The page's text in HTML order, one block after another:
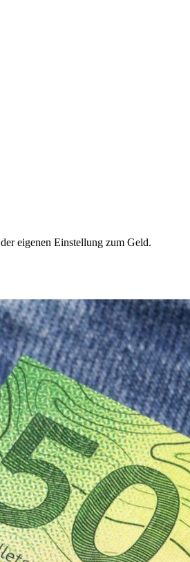
eigenen Einstellung zum Geld.